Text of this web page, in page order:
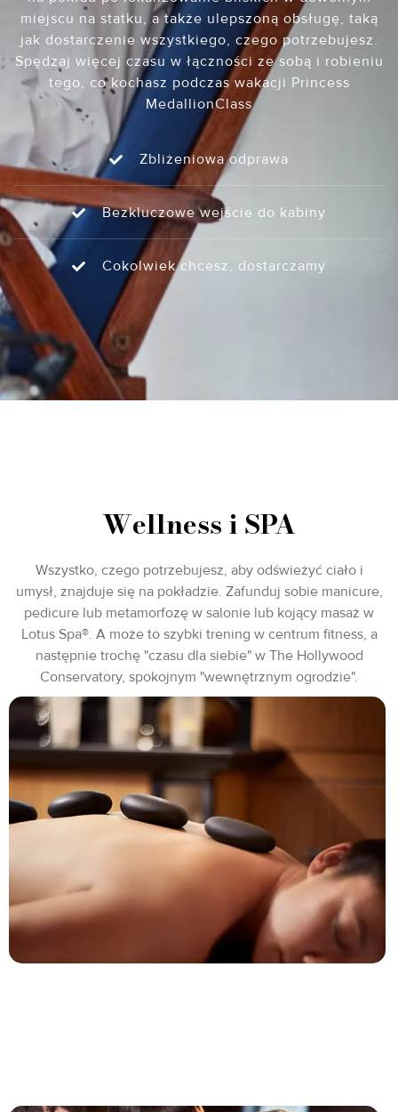
miejscu na statku, a także ulepszoną obsługę, taką
jak dostarczenie wszystkiego, czego potrzebujesz.
Spędzaj więcej czasu w łączności ze sobą i robieniu
tego, co kochasz podczas wakacji Princess
MedallionClass
Zbliżeniowa odprawa
Bezkluczowe wejście do kabiny
Cokolwiek chcesz, dostarczamy
Wellness i SPA
Wszystko, czego potrzebujesz, aby odświeżyć ciało i
umysł, znajduje się na pokładzie. Zafunduj sobie manicure,
pedicure lub metamorfozę w salonie lub kojący masaż w
Lotus Spa®. A może to szybki trening w centrum fitness, a
następnie trochę "czasu dla siebie" w The Hollywood
Conservatory, spokojnym "wewnętrznym ogrodzie".